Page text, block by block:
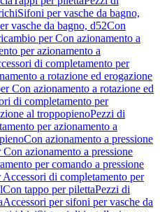
Sifoni per vasche da bagno,
vasche da bagno, d52Con
per Con azionamento a
per azionamento a
di completamento per
a rotazione ed erogazione
Con azionamento a rotazione ed
di completamento per
al troppopienoPezzi di
per azionamento a
Con azionamento a pressione
azionamento a pressione
per comando a pressione
di completamento per
Con tappo per pilettaPezzi di
Accessori per sifoni per vasche da